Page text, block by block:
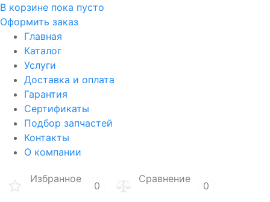
В корзине пока пусто
Оформить заказ
Главная
Каталог
Услуги
Доставка и оплата
Гарантия
Сертификаты
Подбор запчастей
Контакты
О компании
Избранное
0
Сравнение
0